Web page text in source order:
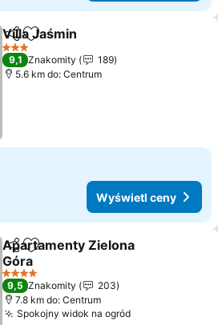
Udostępnij
Dodaj do ulubionych
Villa Jaśmin
3 Kategoria
9,1 Znakomity
189
5.6 km do: Centrum
Wyświetl ceny
Udostępnij
Dodaj do ulubionych
Apartamenty Zielona
Góra
Wyświetl ceny
4 Kategoria
9,5 Znakomity
203
7.8 km do: Centrum
Spokojny widok na ogródWyświetl ceny